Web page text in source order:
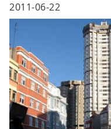
2011-06-22